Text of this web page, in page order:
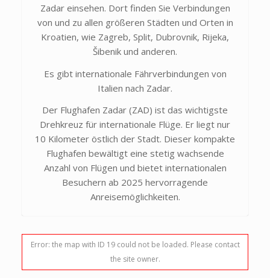
Zadar einsehen. Dort finden Sie Verbindungen
von und zu allen größeren Städten und Orten in
Kroatien, wie Zagreb, Split, Dubrovnik, Rijeka,
Šibenik und anderen.
Es gibt internationale Fährverbindungen von
Italien nach Zadar.
Der Flughafen Zadar (ZAD) ist das wichtigste
Drehkreuz für internationale Flüge. Er liegt nur
10 Kilometer östlich der Stadt. Dieser kompakte
Flughafen bewältigt eine stetig wachsende
Anzahl von Flügen und bietet internationalen
Besuchern ab 2025 hervorragende
Anreisemöglichkeiten.
Error: the map with ID 19 could not be loaded. Please contact
the site owner.